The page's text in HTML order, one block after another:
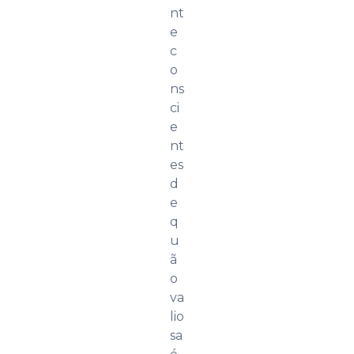
nt
e
c
o
ns
ci
e
nt
es
d
e
q
u
ã
o
va
lio
sa